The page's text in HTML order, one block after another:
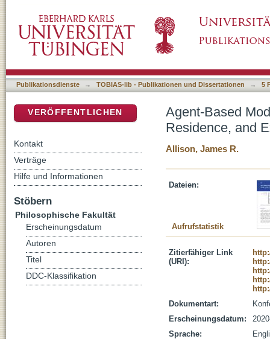
Publikationsdienste → TOBIAS-lib - Publikationen und Dissertationen → 5
Agent-Based
Residence, and
Allison, James R.
Dateien:
Aufrufstatistik
Zitierfähiger Link
(URI):
Dokumentart:
Erscheinungsdatum:
Sprache:
VERÖFFENTLICHEN
Kontakt
Verträge
Hilfe und Informationen
Stöbern
Philosophische Fakultät
Erscheinungsdatum
Autoren
Titel
DDC-Klassifikation